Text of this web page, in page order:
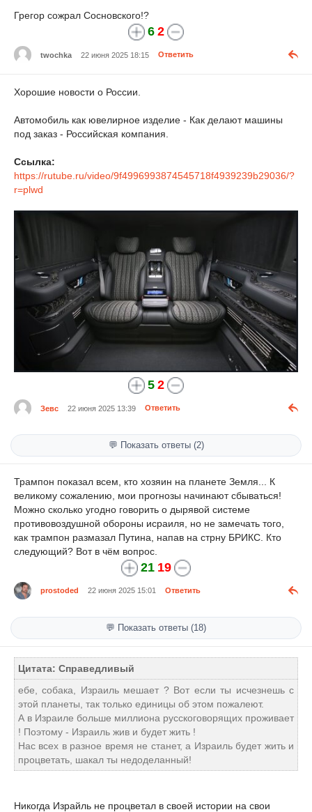
Грегор сожрал Сосновского!?
6 2
twochka 22 июня 2025 18:15 Ответить
Хорошие новости о России.
Автомобиль как ювелирное изделие - Как делают машины
под заказ - Российская компания.
Ссылка:
https://rutube.ru/video/9f4996993874545718f4939239b29036/?
r=plwd
5 2
Зевс 22 июня 2025 13:39 Ответить
💬 Показать ответы (2)
Трампон показал всем, кто хозяин на планете Земля... К
великому сожалению, мои прогнозы начинают сбываться!
Можно сколько угодно говорить о дырявой системе
противовоздушной обороны исраиля, но не замечать того,
как трампон размазал Путина, напав на стрну БРИКС. Кто
следующий? Вот в чём вопрос.
21 19
prostoded 22 июня 2025 15:01 Ответить
💬 Показать ответы (18)
Цитата: Справедливый
ебе, собака, Израиль мешает ? Вот если ты исчезнешь с
этой планеты, так только единицы об этом пожалеют.
А в Израиле больше миллиона русскоговорящих проживает
! Поэтому - Израиль жив и будет жить !
Нас всех в разное время не станет, а Израиль будет жить и
процветать, шакал ты недоделанный!
Никогда Израйль не процветал в своей истории на свои